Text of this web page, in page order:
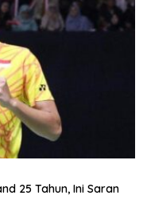
25 Tahun, Ini Saran